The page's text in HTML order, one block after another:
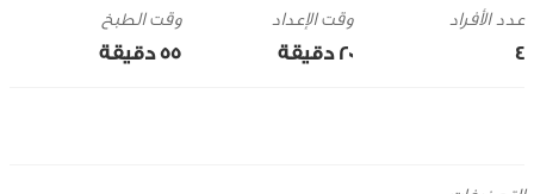
4
وقت الإعداد
20 ‎دقيقة
وقت الطبخ
55 ‎دقيقة